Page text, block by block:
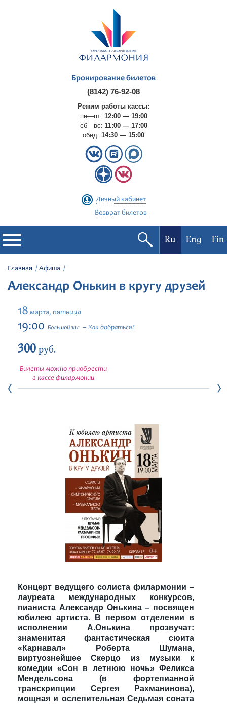
Бронирование билетов
(8142) 76-92-08
Режим работы кассы:
пн—пт: 12:00 — 19:00
сб—вс: 11:00 — 17:00
обед: 14:30 — 15:00
Личный кабинет
Возврат билетов
Филармония
Фестивали
Абонементы
Новости
Ru Eng Fin
Главная Афиша
Александр Онькин в кругу друзей
18 марта, пятница
19:00 Большой зал Как добраться?
300 руб.
Билеты можно приобрести
в кассе филармонии
Концерт ведущего солиста филармонии –
лауреата международных конкурсов,
пианиста Александр Онькина – посвящен
юбилею артиста.
В первом отделении в
исполнении А.Онькина прозвучат:
знаменитая фантастическая сюита
«Карнавал» Роберта Шумана,
виртуознейшее Скерцо из музыки к
комедии «Сон в летнюю ночь» Феликса
Мендельсона (в фортепианной
транскрипции Сергея Рахманинова),
мощная и ослепительная Седьмая соната